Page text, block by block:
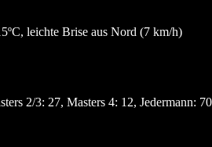
leichte Brise aus Nord (7 km/h)
2/3: 27, Masters 4: 12, Jedermann: 70